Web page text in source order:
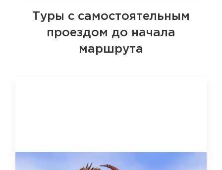
Туры с самостоятельным
проездом до начала
маршрута